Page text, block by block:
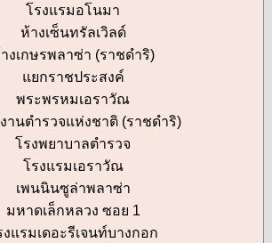
โรงแรมอโนมา
ห้างเซ็นทรัลเวิลด์
งเกษรพลาซ่า (ราชดำริ)
แยกราชประสงค์
พระพรหมเอราวัณ
านตำรวจแห่งชาติ (ราชดำริ)
โรงพยาบาลตำรวจ
โรงแรมเอราวัณ
เพนนินซูล่าพลาซ่า
มหาดเล็กหลวง ซอย 1
งแรมเดอะรีเจนท์บางกอก